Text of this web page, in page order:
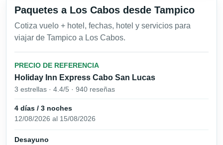
Paquetes a Los Cabos desde Tampico
Cotiza vuelo + hotel, fechas, hotel y servicios para
viajar de Tampico a Los Cabos.
PRECIO DE REFERENCIA
Holiday Inn Express Cabo San Lucas
3 estrellas · 4.4/5 · 940 reseñas
4 días / 3 noches
12/08/2026 al 15/08/2026
Desayuno